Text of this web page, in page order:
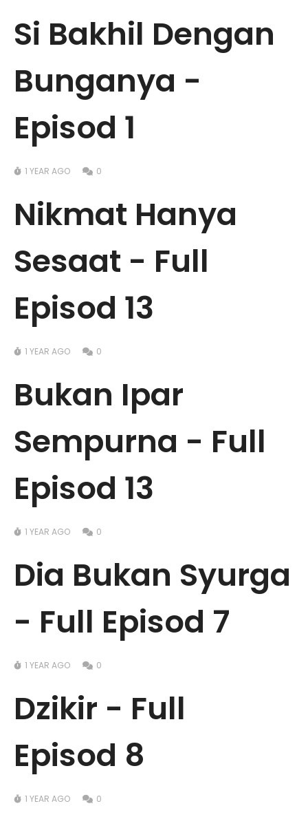
Si Bakhil Dengan
Bunganya -
Episod 1
1 YEAR AGO 0
Nikmat Hanya
Sesaat - Full
Episod 13
1 YEAR AGO 0
Bukan Ipar
Sempurna - Full
Episod 13
1 YEAR AGO 0
Dia Bukan Syurga
- Full Episod 7
1 YEAR AGO 0
Dzikir - Full
Episod 8
1 YEAR AGO 0